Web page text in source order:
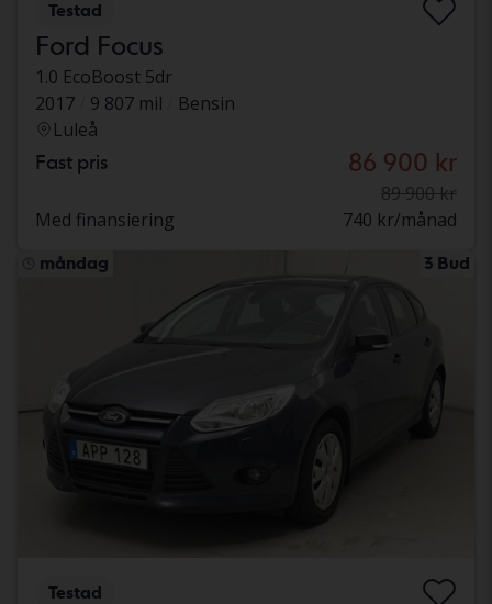
Testad
Ford Focus
1.0 EcoBoost 5dr
2017
9 807 mil
Bensin
Luleå
Fast pris 86 900 kr
89 900 kr
Med finansiering
740 kr/månad
måndag 3 Bud
Testad